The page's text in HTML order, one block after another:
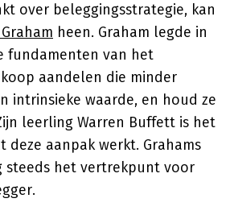
over beleggingsstrategie, kan
heen. Graham legde in
fundamenten van het
aandelen die minder
intrinsieke waarde, en houd ze
leerling Warren Buffett is het
deze aanpak werkt. Grahams
steeds het vertrekpunt voor